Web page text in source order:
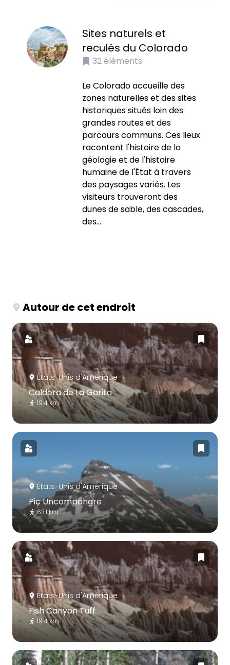
Sites naturels et
reculés du Colorado
32éléments
Le Colorado accueille des
zones naturelles et des sites
historiques situés loin des
grandes routes et des
parcours communs. Ces lieux
racontent l'histoire de la
géologie et de l'histoire
humaine de l'État à travers
des paysages variés. Les
visiteurs trouveront des
dunes de sable, des cascades,
des...
Autour de cet endroit
États-Unis d'Amérique
Caldera de La Garita
19.4 km
États-Unis d'Amérique
Pic Uncompahgre
63.1 km
États-Unis d'Amérique
Fish Canyon Tuff
19.4 km